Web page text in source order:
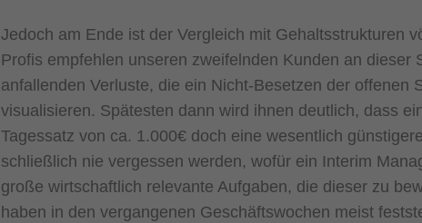
Jedoch am Ende ist der Vergleich mit Gehaltsstrukturen
Profis empfehlen unseren zweifelnden Kunden an dieser
anfallenden Verluste, die ein Nicht-Besetzen der offenen
visualisieren. Spätesten dann wird ihnen deutlich, dass
Tagessatz von ca. 1.000€ doch eine wesentlich
schließlich nie vergessen werden, wofür ein Interim
große wirtschaftlich relevante Aufgaben, die dieser zu
haben in den vergangenen Geschäftswochen meist